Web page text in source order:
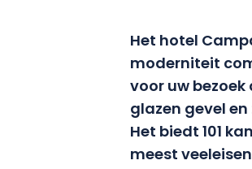
Het hotel
moderniteit
voor uw
glazen gevel
Het biedt 101
meest